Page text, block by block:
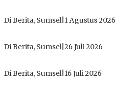
Di Berita, Sumsel 1 Agustus 2026
Di Berita, Sumsel 26 Juli 2026
Di Berita, Sumsel 16 Juli 2026